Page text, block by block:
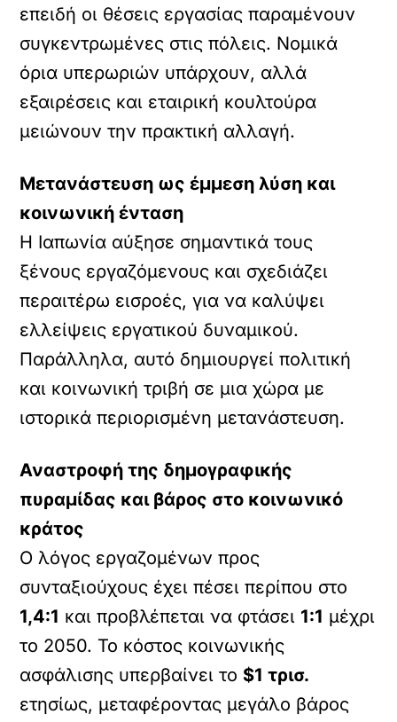
επειδή οι θέσεις εργασίας παραμένουν
συγκεντρωμένες στις πόλεις. Νομικά
όρια υπερωριών υπάρχουν, αλλά
εξαιρέσεις και εταιρική κουλτούρα
μειώνουν την πρακτική αλλαγή.
Μετανάστευση ως έμμεση λύση και
κοινωνική ένταση
Η Ιαπωνία αύξησε σημαντικά τους
ξένους εργαζόμενους και σχεδιάζει
περαιτέρω εισροές, για να καλύψει
ελλείψεις εργατικού δυναμικού.
Παράλληλα, αυτό δημιουργεί πολιτική
και κοινωνική τριβή σε μια χώρα με
ιστορικά περιορισμένη μετανάστευση.
Αναστροφή της δημογραφικής
πυραμίδας και βάρος στο κοινωνικό
κράτος
Ο λόγος εργαζομένων προς
συνταξιούχους έχει πέσει περίπου στο
1,4:1 και προβλέπεται να φτάσει 1:1 μέχρι
το 2050. Το κόστος κοινωνικής
ασφάλισης υπερβαίνει το $1 τρισ.
ετησίως, μεταφέροντας μεγάλο βάρος